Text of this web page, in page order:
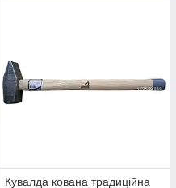
Кувалда кована традиційна